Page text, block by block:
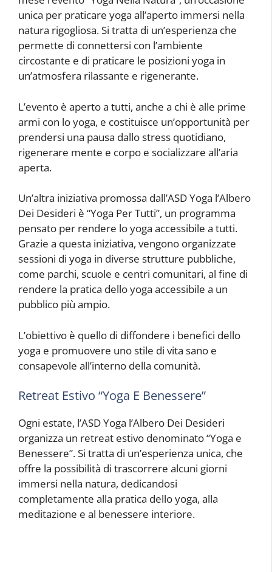
unica per praticare yoga all’aperto immersi nella
natura rigogliosa. Si tratta di un’esperienza che
permette di connettersi con l’ambiente
circostante e di praticare le posizioni yoga in
un’atmosfera rilassante e rigenerante.
L’evento è aperto a tutti, anche a chi è alle prime
armi con lo yoga, e costituisce un’opportunità per
prendersi una pausa dallo stress quotidiano,
rigenerare mente e corpo e socializzare all’aria
aperta.
Un’altra iniziativa promossa dall’ASD Yoga l’Albero
Dei Desideri è “Yoga Per Tutti”, un programma
pensato per rendere lo yoga accessibile a tutti.
Grazie a questa iniziativa, vengono organizzate
sessioni di yoga in diverse strutture pubbliche,
come parchi, scuole e centri comunitari, al fine di
rendere la pratica dello yoga accessibile a un
pubblico più ampio.
L’obiettivo è quello di diffondere i benefici dello
yoga e promuovere uno stile di vita sano e
consapevole all’interno della comunità.
Retreat Estivo “Yoga E Benessere”
Ogni estate, l’ASD Yoga l’Albero Dei Desideri
organizza un retreat estivo denominato “Yoga e
Benessere”. Si tratta di un’esperienza unica, che
offre la possibilità di trascorrere alcuni giorni
immersi nella natura, dedicandosi
completamente alla pratica dello yoga, alla
meditazione e al benessere interiore.